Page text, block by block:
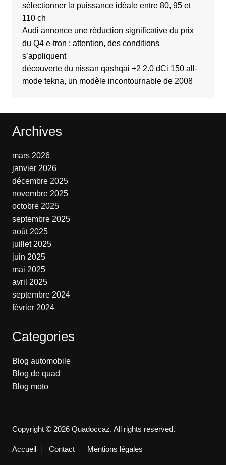
sélectionner la puissance idéale entre 80, 95 et
110 ch
Audi annonce une réduction significative du prix
du Q4 e-tron : attention, des conditions
s’appliquent
découverte du nissan qashqai +2 2.0 dCi 150 all-
mode tekna, un modèle incontournable de 2008
Archives
mars 2026
janvier 2026
décembre 2025
novembre 2025
octobre 2025
septembre 2025
août 2025
juillet 2025
juin 2025
mai 2025
avril 2025
septembre 2024
février 2024
Categories
Blog automobile
Blog de quad
Blog moto
Copyright © 2026 Quadoccaz. All rights reserved.
Accueil Contact Mentions légales